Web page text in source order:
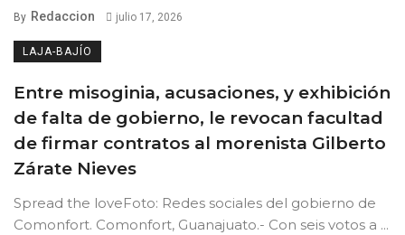
By Redaccion julio 17, 2026
LAJA-BAJÍO
Entre misoginia, acusaciones, y exhibición
de falta de gobierno, le revocan facultad
de firmar contratos al morenista Gilberto
Zárate Nieves
Spread the loveFoto: Redes sociales del gobierno de
Comonfort. Comonfort, Guanajuato.- Con seis votos a ...